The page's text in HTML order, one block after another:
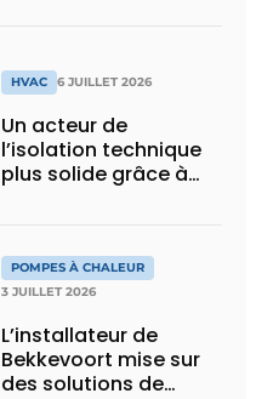
Daiza
HVAC 6 JUILLET 2026
Un acteur de
l’isolation technique
plus solide grâce à
POMPES À CHALEUR
3 JUILLET 2026
L’installateur de
Bekkevoort mise sur
des solutions de